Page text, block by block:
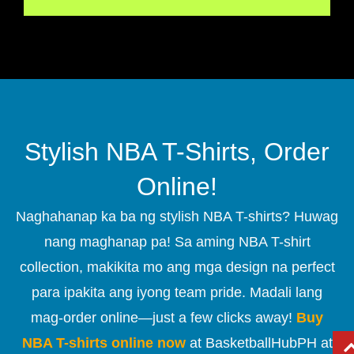
Stylish NBA T-Shirts, Order
Online!
Naghahanap ka ba ng stylish NBA T-shirts? Huwag
nang maghanap pa! Sa aming NBA T-shirt
collection, makikita mo ang mga design na perfect
para ipakita ang iyong team pride. Madali lang
mag-order online—just a few clicks away! Buy
NBA T-shirts online nowat BasketballHubPH at